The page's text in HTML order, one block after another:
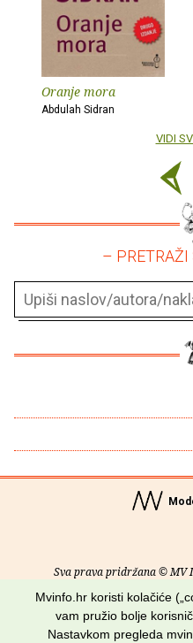
Oranje mora
Abdulah Sidran
VIDI
–
Sva prava pridržana © MV
O nama• Pomoć•
Mvinfo.hr koristi kolačiće
vam pružio bolje
Nastavkom pregleda